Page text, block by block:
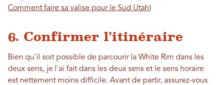
Comment faire sa valise pour le Sud Utah)
6. Confirmer l'itinéraire
Bien qu'il soit possible de parcourir la White Rim dans les
deux sens, je l'ai fait dans les deux sens et le sens horaire
est nettement moins difficile. Avant de partir, assurez-vous